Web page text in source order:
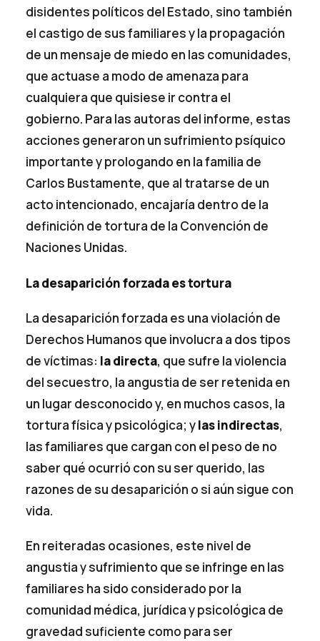
disidentes políticos del Estado, sino también
el castigo de sus familiares y la propagación
de un mensaje de miedo en las comunidades,
que actuase a modo de amenaza para
cualquiera que quisiese ir contra el
gobierno. Para las autoras del informe, estas
acciones generaron un sufrimiento psíquico
importante y prologando en la familia de
Carlos Bustamente, que al tratarse de un
acto intencionado, encajaría dentro de la
definición de tortura de la Convención de
Naciones Unidas.
La desaparición forzada es tortura
La desaparición forzada es una violación de
Derechos Humanos que involucra a dos tipos
de víctimas: la directa, que sufre la violencia
del secuestro, la angustia de ser retenida en
un lugar desconocido y, en muchos casos, la
tortura física y psicológica; ylas indirectas,
las familiares que cargan con el peso de no
saber qué ocurrió con su ser querido, las
razones de su desaparición o si aún sigue con
vida.
En reiteradas ocasiones, este nivel de
angustia y sufrimiento que se infringe en las
familiares ha sido considerado por la
comunidad médica, jurídica y psicológica de
gravedad suficiente como para ser